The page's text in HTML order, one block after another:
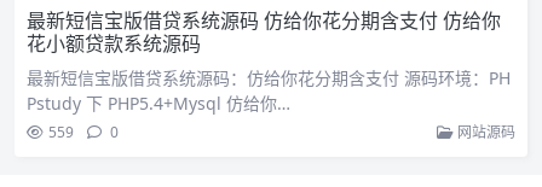
最新短信宝版借贷系统源码 仿给你花分期含支付 仿给你
花小额贷款系统源码
最新短信宝版借贷系统源码：仿给你花分期含支付 源码环境：PH
Pstudy 下 PHP5.4+Mysql 仿给你…
559 0 网站源码